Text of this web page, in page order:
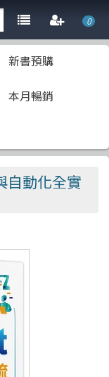
0
新書預購
本月暢銷
自動化全實